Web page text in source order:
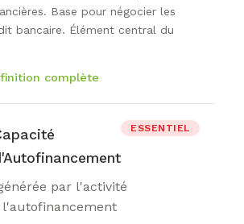
Base pour négocier les
bancaire. Élément central du
complète
ESSENTIEL
par l'activité